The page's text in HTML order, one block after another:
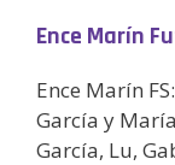
Ence Marín
Ence Marín
García y
García, Lu,